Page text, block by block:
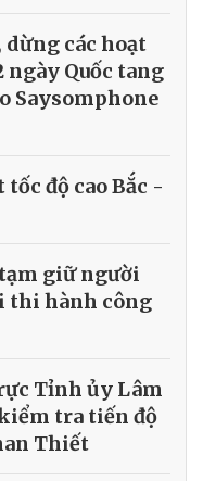
các hoạt
Quốc tang
Saysomphone
độ cao Bắc -
giữ người
thi hành công
Tỉnh ủy Lâm
tra tiến độ
Thiết